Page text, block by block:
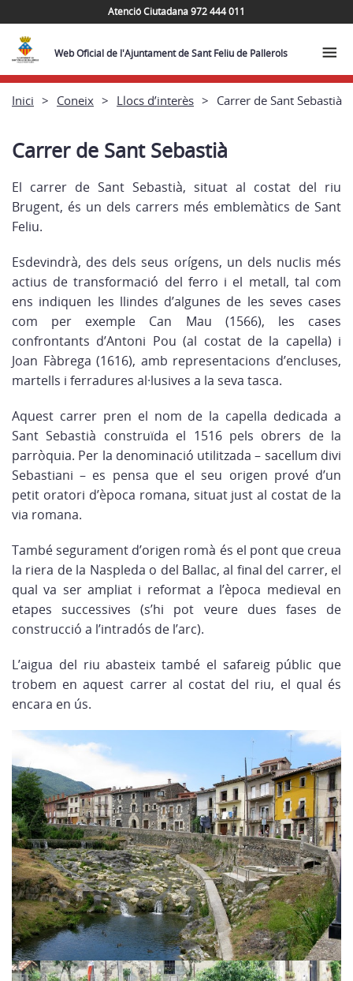
Atenció Ciutadana 972 444 011
Web Oficial de l'Ajuntament de Sant Feliu de Pallerols
Inici Coneix Llocs d’interès Carrer de Sant Sebastià
Carrer de Sant Sebastià
El carrer de Sant Sebastià, situat al costat del riu
Brugent, és un dels carrers més emblemàtics de Sant
Feliu.
Esdevindrà, des dels seus orígens, un dels nuclis més
actius de transformació del ferro i el metall, tal com
ens indiquen les llindes d’algunes de les seves cases
com per exemple Can Mau (1566), les cases
confrontants d’Antoni Pou (al costat de la capella) i
Joan Fàbrega (1616), amb representacions d’encluses,
martells i ferradures al·lusives a la seva tasca.
Aquest carrer pren el nom de la capella dedicada a
Sant Sebastià construïda el 1516 pels obrers de la
parròquia. Per la denominació utilitzada – sacellum divi
Sebastiani – es pensa que el seu origen prové d’un
petit oratori d’època romana, situat just al costat de la
via romana.
També segurament d’origen romà és el pont que creua
la riera de la Naspleda o del Ballac, al final del carrer, el
qual va ser ampliat i reformat a l’època medieval en
etapes successives (s’hi pot veure dues fases de
construcció a l’intradós de l’arc).
L’aigua del riu abasteix també el safareig públic que
trobem en aquest carrer al costat del riu, el qual és
encara en ús.